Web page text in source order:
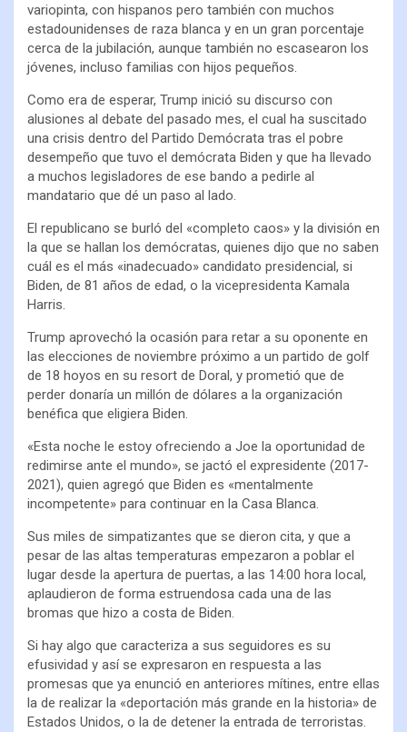
variopinta, con hispanos pero también con muchos
estadounidenses de raza blanca y en un gran porcentaje
cerca de la jubilación, aunque también no escasearon los
jóvenes, incluso familias con hijos pequeños.
Como era de esperar, Trump inició su discurso con
alusiones al debate del pasado mes, el cual ha suscitado
una crisis dentro del Partido Demócrata tras el pobre
desempeño que tuvo el demócrata Biden y que ha llevado
a muchos legisladores de ese bando a pedirle al
mandatario que dé un paso al lado.
El republicano se burló del «completo caos» y la división en
la que se hallan los demócratas, quienes dijo que no saben
cuál es el más «inadecuado» candidato presidencial, si
Biden, de 81 años de edad, o la vicepresidenta Kamala
Harris.
Trump aprovechó la ocasión para retar a su oponente en
las elecciones de noviembre próximo a un partido de golf
de 18 hoyos en su resort de Doral, y prometió que de
perder donaría un millón de dólares a la organización
benéfica que eligiera Biden.
«Esta noche le estoy ofreciendo a Joe la oportunidad de
redimirse ante el mundo», se jactó el expresidente (2017-
2021), quien agregó que Biden es «mentalmente
incompetente» para continuar en la Casa Blanca.
Sus miles de simpatizantes que se dieron cita, y que a
pesar de las altas temperaturas empezaron a poblar el
lugar desde la apertura de puertas, a las 14:00 hora local,
aplaudieron de forma estruendosa cada una de las
bromas que hizo a costa de Biden.
Si hay algo que caracteriza a sus seguidores es su
efusividad y así se expresaron en respuesta a las
promesas que ya enunció en anteriores mítines, entre ellas
la de realizar la «deportación más grande en la historia» de
Estados Unidos, o la de detener la entrada de terroristas.